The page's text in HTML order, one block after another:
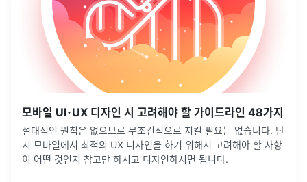
모바일 UI･UX 디자인 시 고려해야 할 가이드라인 48가지
절대적인 원칙은 없으므로 무조건적으로 지킬 필요는 없습니다. 단
지 모바일에서 최적의 UX 디자인을 하기 위해서 고려해야 할 사항
이 어떤 것인지 참고만 하시고 디자인하시면 됩니다.